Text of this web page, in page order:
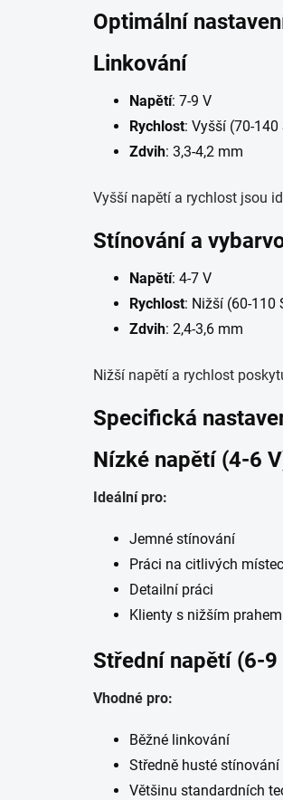
Optimální
Linkování
Napětí: 7-9 V
Rychlost: Vyšší (70-140
Zdvih: 3,3-4,2 mm
Vyšší napětí a rychlost jsou
Stínování a
Napětí: 4-7 V
Rychlost: Nižší (60-110
Zdvih: 2,4-3,6 mm
Nižší napětí a rychlost
Specifická
Nízké napětí (4-6
Ideální pro:
Jemné stínování
Práci na citlivých
Detailní práci
Klienty s nižším
Střední napětí (6-9
Vhodné pro:
Běžné linkování
Středně husté stínování
Většinu standardních